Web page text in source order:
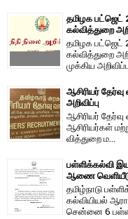
தமிழக பட்ஜெட்
கல்வித்துறை
தமிழக பட்ஜெட்
கல்வித்துறை
முக்கிய
ஆசிரியர்
அறிவிப்பு
ஆசிரியர்
ஆசிரியர்​கள்
வித்​துறை ம...
பள்ளிக்கல்வி
ஆணை
தமிழ்நாடு
கல்வியியல்
சென்னை 6